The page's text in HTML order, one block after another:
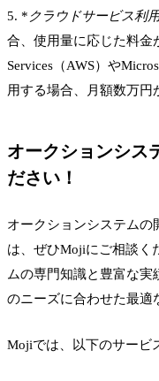
5. * クラウドサービス利
合、使用量に応じた料金
Services（AWS）や
用する場合、月額数万円
オークションシス
ださい！
オークションシステムの
は、ぜひMojiにご相談く
ムの専門知識と豊富な
のニーズに合わせた最適
Mojiでは、以下のサービ